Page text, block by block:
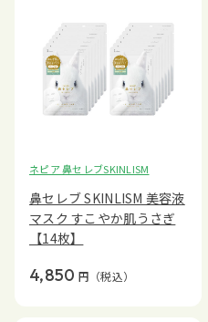
ネピア 鼻セレブSKINLISM
鼻セレブ SKINLISM 美容液
マスク すこやか肌うさぎ
【14枚】
4,850 円 （税込）